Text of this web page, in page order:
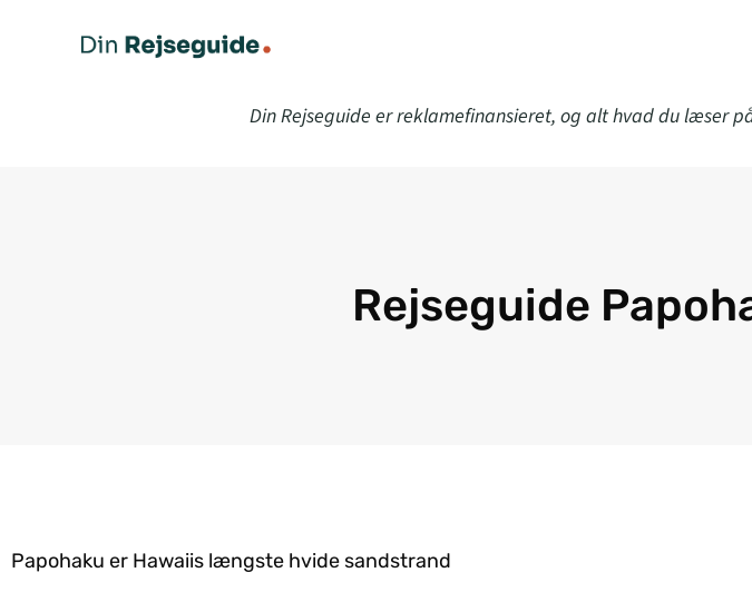
Din Rejseguide er reklamefinansieret, og alt hvad du læser
Rejseguide
Papohaku er Hawaiis længste hvide sandstrand